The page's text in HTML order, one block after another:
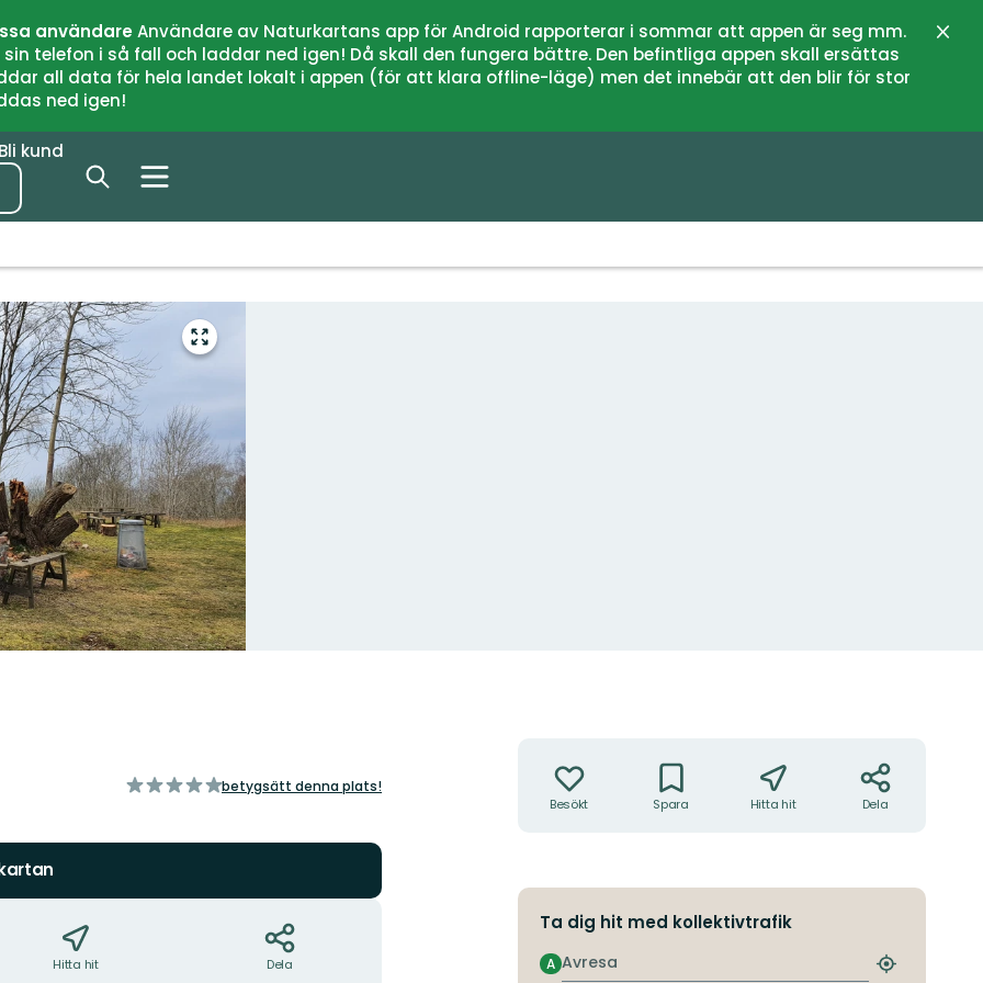
användareAnvändare av Naturkartans app för Android rapporterar i sommar att appen är seg mm.
telefon i så fall och laddar ned igen! Då skall den fungera bättre. Den befintliga appen skall ersättas
all data för hela landet lokalt i appen (för att klara offline-läge) men det innebär att den blir för stor
ned igen!
Bli kund
Gå
till
av
betygsätt denna plats!
Hitta hit Dela
Besökt Spara Hitta hit Dela
Ta dig hit med kollektivtrafik
Avresa
A
Hitta